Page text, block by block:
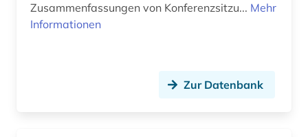
cusip-identifier (1)
Zusammenfassungen von Konferenzsitzu... Mehr
Informationen
Zur Datenbank